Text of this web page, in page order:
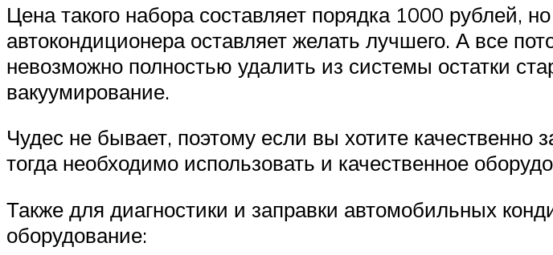
Цена такого набора составляет порядка 1000 рублей,
автокондиционера оставляет желать лучшего. А все
невозможно полностью удалить из системы остатки
вакуумирование.
Чудес не бывает, поэтому если вы хотите
тогда необходимо использовать и качественное
Также для диагностики и заправки автомобильных
оборудование: